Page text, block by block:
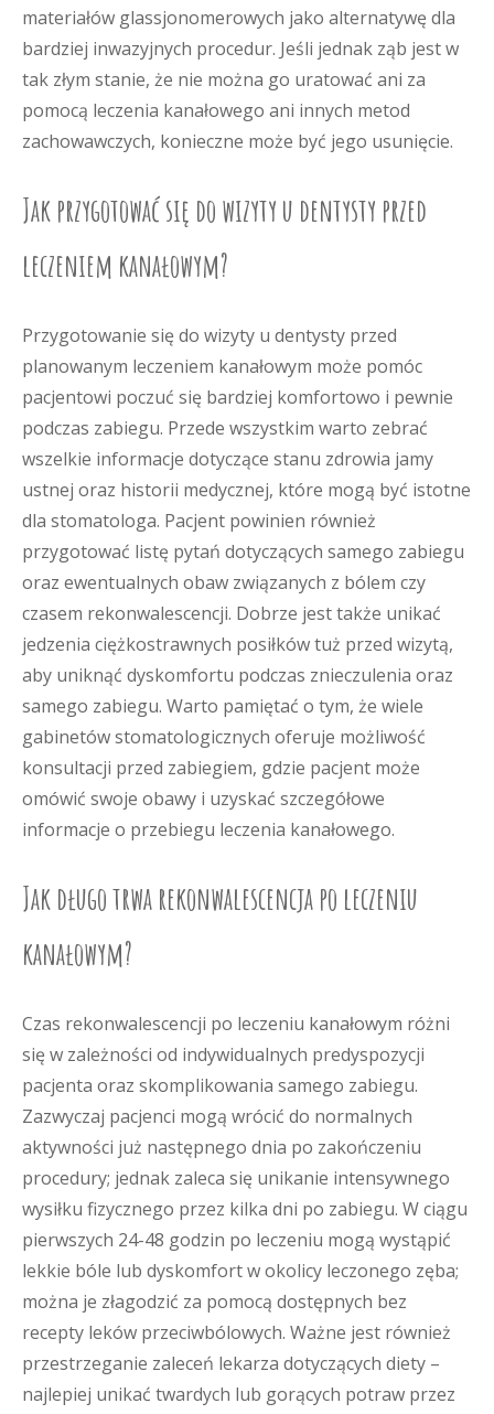
materiałów glassjonomerowych jako alternatywę dla
bardziej inwazyjnych procedur. Jeśli jednak ząb jest w
tak złym stanie, że nie można go uratować ani za
pomocą leczenia kanałowego ani innych metod
zachowawczych, konieczne może być jego usunięcie.
Jak przygotować się do wizyty u dentysty przed
leczeniem kanałowym?
Przygotowanie się do wizyty u dentysty przed
planowanym leczeniem kanałowym może pomóc
pacjentowi poczuć się bardziej komfortowo i pewnie
podczas zabiegu. Przede wszystkim warto zebrać
wszelkie informacje dotyczące stanu zdrowia jamy
ustnej oraz historii medycznej, które mogą być istotne
dla stomatologa. Pacjent powinien również
przygotować listę pytań dotyczących samego zabiegu
oraz ewentualnych obaw związanych z bólem czy
czasem rekonwalescencji. Dobrze jest także unikać
jedzenia ciężkostrawnych posiłków tuż przed wizytą,
aby uniknąć dyskomfortu podczas znieczulenia oraz
samego zabiegu. Warto pamiętać o tym, że wiele
gabinetów stomatologicznych oferuje możliwość
konsultacji przed zabiegiem, gdzie pacjent może
omówić swoje obawy i uzyskać szczegółowe
informacje o przebiegu leczenia kanałowego.
Jak długo trwa rekonwalescencja po leczeniu
kanałowym?
Czas rekonwalescencji po leczeniu kanałowym różni
się w zależności od indywidualnych predyspozycji
pacjenta oraz skomplikowania samego zabiegu.
Zazwyczaj pacjenci mogą wrócić do normalnych
aktywności już następnego dnia po zakończeniu
procedury; jednak zaleca się unikanie intensywnego
wysiłku fizycznego przez kilka dni po zabiegu. W ciągu
pierwszych 24-48 godzin po leczeniu mogą wystąpić
lekkie bóle lub dyskomfort w okolicy leczonego zęba;
można je złagodzić za pomocą dostępnych bez
recepty leków przeciwbólowych. Ważne jest również
przestrzeganie zaleceń lekarza dotyczących diety –
najlepiej unikać twardych lub gorących potraw przez